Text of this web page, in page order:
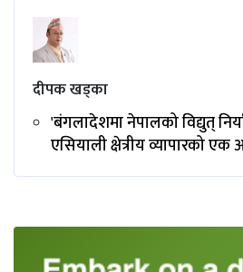
दीपक खड्का
'बंगलादेशमा नेपालको विद्युत्
एसियाली क्षेत्रीय व्यापारको एक